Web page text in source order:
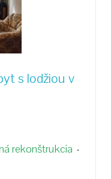
s lodžiou v
rekonštrukcia